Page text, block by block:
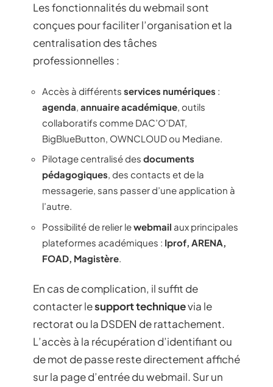
Les fonctionnalités du webmail sont
conçues pour faciliter l’organisation et la
centralisation des tâches
professionnelles :
Accès à différents services numériques :
agenda, annuaire académique, outils
collaboratifs comme DAC’O’DAT,
BigBlueButton, OWNCLOUD ou Mediane.
Pilotage centralisé des documents
pédagogiques, des contacts et de la
messagerie, sans passer d’une application à
l’autre.
Possibilité de relier lewebmail aux principales
plateformes académiques : Iprof, ARENA,
FOAD, Magistère.
En cas de complication, il suffit de
contacter lesupport techniquevia le
rectorat ou la DSDEN de rattachement.
L’accès à la récupération d’identifiant ou
de mot de passe reste directement affiché
sur la page d’entrée du webmail. Sur un